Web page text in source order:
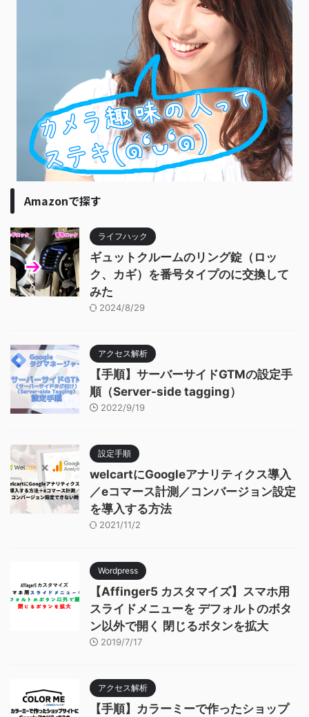
Amazonで探す
ライフハック
ギュットクルームのリング錠（ロッ
ク、カギ）を番号タイプのに交換して
みた
2024/8/29
アクセス解析
【手順】サーバーサイドGTMの設定手
順（Server-side tagging）
2022/9/19
設定手順
welcartにGoogleアナリティクス導入
／eコマース計測／コンバージョン設定
を導入する方法
2021/11/2
Wordpress
【Affinger5 カスタマイズ】スマホ用
スライドメニューを デフォルトのボタ
ン以外で開く 閉じるボタンを拡大
2019/7/17
アクセス解析
【手順】カラーミーで作ったショップ